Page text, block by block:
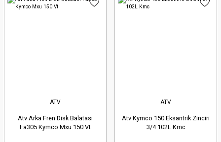
ATV
Atv Arka Fren Disk Balatası
Fa305 Kymco Mxu 150 Vt
ATV
Atv Kymco 150 Eksantrik Zinciri
3/4 102L Kmc